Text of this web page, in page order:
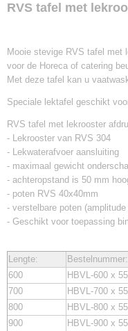
RVS tafel met
Mooie stevige RVS tafel met
voor de Horeca of catering
Met deze tafel kan u
Speciale lektafel geschikt
RVS tafel met lekrooster
- Lekrooster van RVS 304
- Lekwaterafvoer aansluiting
- maximaal gewicht
- achteropstand is 50 mm
- poten RVS 40x40mm
- verstelbare poten
- Geschikt voor toepassing
Lengte:
600
HBVL-600 x
700
HBVL-700 x
800
HBVL-800 x
900
HBVL-900 x